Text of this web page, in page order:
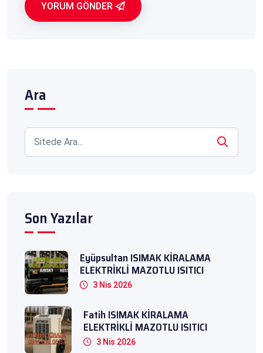
YORUM GÖNDER
Ara
Son Yazılar
Eyüpsultan ISIMAK KİRALAMA
ELEKTRİKLİ MAZOTLU ISITICI
3 Nis 2026
Fatih ISIMAK KİRALAMA
ELEKTRİKLİ MAZOTLU ISITICI
3 Nis 2026